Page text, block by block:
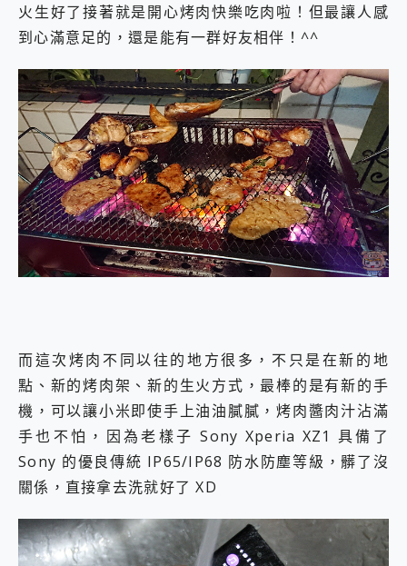
火生好了接著就是開心烤肉快樂吃肉啦！但最讓人感
到心滿意足的，還是能有一群好友相伴！^^
而這次烤肉不同以往的地方很多，不只是在新的地
點、新的烤肉架、新的生火方式，最棒的是有新的手
機，可以讓小米即使手上油油膩膩，烤肉醬肉汁沾滿
手也不怕，因為老樣子 Sony Xperia XZ1 具備了
Sony 的優良傳統 IP65/IP68 防水防塵等級，髒了沒
關係，直接拿去洗就好了 XD